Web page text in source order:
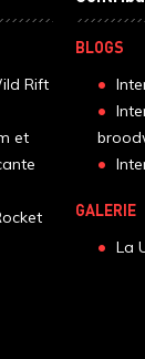
Rift
et
BLOGS
GALERIE
La